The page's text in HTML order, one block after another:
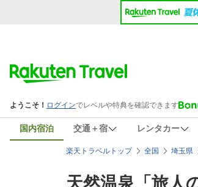
国内宿泊 交通＋宿 レンタカー
楽天トラベルトップ 全国 埼玉県
天然温泉「旅人